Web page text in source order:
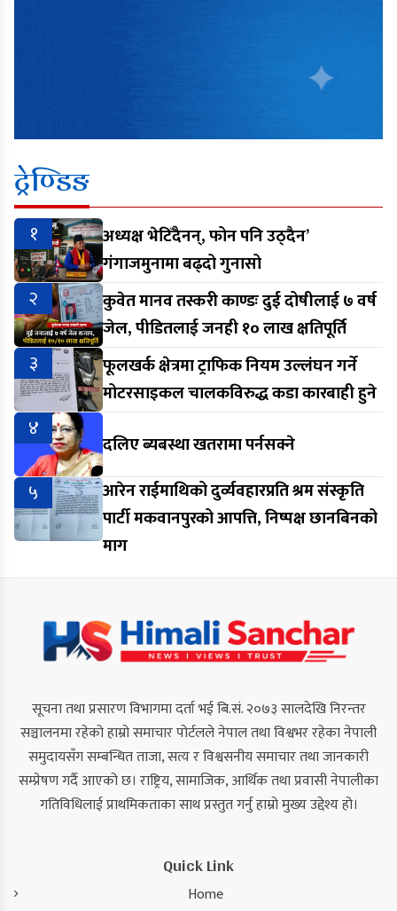
ट्रेण्डिङ
१
अध्यक्ष भेटिँदैनन्, फोन पनि उठ्दैन’
गंगाजमुनामा बढ्दो गुनासो
२
कुवेत मानव तस्करी काण्डः दुई दोषीलाई ७ वर्ष
जेल, पीडितलाई जनही १० लाख क्षतिपूर्ति
३
फूलखर्क क्षेत्रमा ट्राफिक नियम उल्लंघन गर्ने
मोटरसाइकल चालकविरुद्ध कडा कारबाही हुने
४
दलिए ब्यबस्था खतरामा पर्नसक्ने
५
आरेन राईमाथिको दुर्व्यवहारप्रति श्रम संस्कृति
पार्टी मकवानपुरको आपत्ति, निष्पक्ष छानबिनको
माग
सूचना तथा प्रसारण विभागमा दर्ता भई बि.सं. २०७३ सालदेखि निरन्तर
सञ्चालनमा रहेको हाम्रो समाचार पोर्टलले नेपाल तथा विश्वभर रहेका नेपाली
समुदायसँग सम्बन्धित ताजा, सत्य र विश्वसनीय समाचार तथा जानकारी
सम्प्रेषण गर्दै आएको छ। राष्ट्रिय, सामाजिक, आर्थिक तथा प्रवासी नेपालीका
गतिविधिलाई प्राथमिकताका साथ प्रस्तुत गर्नु हाम्रो मुख्य उद्देश्य हो।
Quick Link
Home